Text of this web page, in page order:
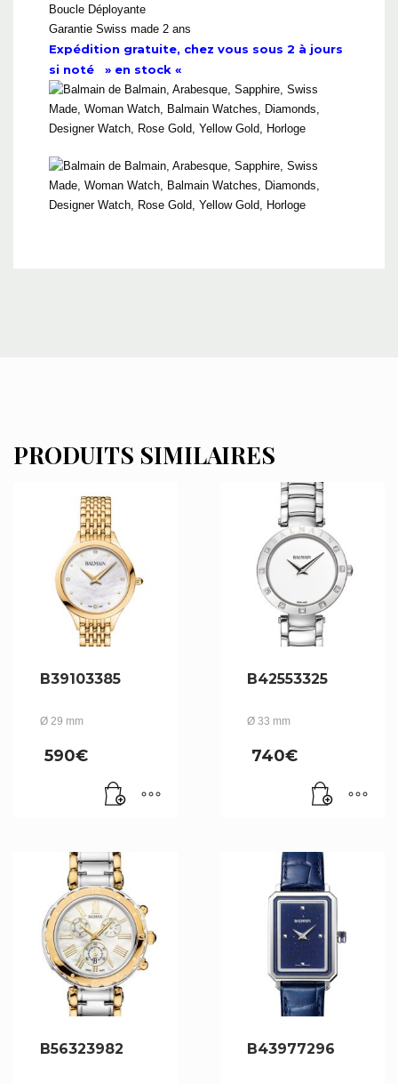
Boucle Déployante
Garantie Swiss made 2 ans
Expédition gratuite, chez vous sous 2 à jours
si noté » en stock «
PRODUITS SIMILAIRES
B39103385
Ø 29 mm
590€
B42553325
Ø 33 mm
740€
B56323982 B43977296